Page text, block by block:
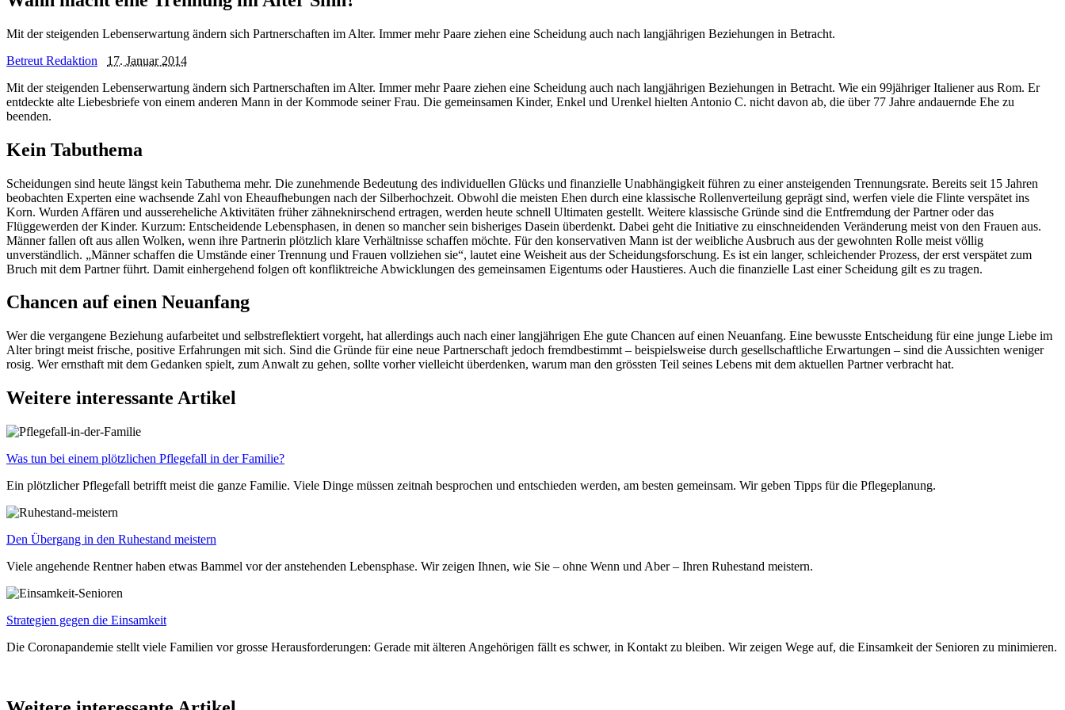
Mit der steigenden Lebenserwartung ändern sich Partnerschaften im Alter. Immer mehr Paare ziehen eine Scheidung auch nach langjährigen Beziehungen in Betracht.
Betreut Redaktion
17. Januar 2014
Mit der steigenden Lebenserwartung ändern sich Partnerschaften im Alter. Immer mehr Paare ziehen eine Scheidung auch nach langjährigen Beziehungen in Betracht. Wie ein 99jähriger Italiener aus Rom. Er
entdeckte alte Liebesbriefe von einem anderen Mann in der Kommode seiner Frau. Die gemeinsamen Kinder, Enkel und Urenkel hielten Antonio C. nicht davon ab, die über 77 Jahre andauernde Ehe zu
beenden.
Kein Tabuthema
Scheidungen sind heute längst kein Tabuthema mehr. Die zunehmende Bedeutung des individuellen Glücks und finanzielle Unabhängigkeit führen zu einer ansteigenden Trennungsrate. Bereits seit 15 Jahren
beobachten Experten eine wachsende Zahl von Eheaufhebungen nach der Silberhochzeit. Obwohl die meisten Ehen durch eine klassische Rollenverteilung geprägt sind, werfen viele die Flinte verspätet ins
Korn. Wurden Affären und aussereheliche Aktivitäten früher zähneknirschend ertragen, werden heute schnell Ultimaten gestellt. Weitere klassische Gründe sind die Entfremdung der Partner oder das
Flüggewerden der Kinder. Kurzum: Entscheidende Lebensphasen, in denen so mancher sein bisheriges Dasein überdenkt. Dabei geht die Initiative zu einschneidenden Veränderung meist von den Frauen aus.
Männer fallen oft aus allen Wolken, wenn ihre Partnerin plötzlich klare Verhältnisse schaffen möchte. Für den konservativen Mann ist der weibliche Ausbruch aus der gewohnten Rolle meist völlig
unverständlich. „Männer schaffen die Umstände einer Trennung und Frauen vollziehen sie“, lautet eine Weisheit aus der Scheidungsforschung. Es ist ein langer, schleichender Prozess, der erst verspätet zum
Bruch mit dem Partner führt. Damit einhergehend folgen oft konfliktreiche Abwicklungen des gemeinsamen Eigentums oder Haustieres. Auch die finanzielle Last einer Scheidung gilt es zu tragen.
Chancen auf einen Neuanfang
Wer die vergangene Beziehung aufarbeitet und selbstreflektiert vorgeht, hat allerdings auch nach einer langjährigen Ehe gute Chancen auf einen Neuanfang. Eine bewusste Entscheidung für eine junge Liebe im
Alter bringt meist frische, positive Erfahrungen mit sich. Sind die Gründe für eine neue Partnerschaft jedoch fremdbestimmt – beispielsweise durch gesellschaftliche Erwartungen – sind die Aussichten weniger
rosig. Wer ernsthaft mit dem Gedanken spielt, zum Anwalt zu gehen, sollte vorher vielleicht überdenken, warum man den grössten Teil seines Lebens mit dem aktuellen Partner verbracht hat.
Weitere interessante Artikel
Was tun bei einem plötzlichen Pflegefall in der Familie?
Ein plötzlicher Pflegefall betrifft meist die ganze Familie. Viele Dinge müssen zeitnah besprochen und entschieden werden, am besten gemeinsam. Wir geben Tipps für die Pflegeplanung.
Den Übergang in den Ruhestand meistern
Viele angehende Rentner haben etwas Bammel vor der anstehenden Lebensphase. Wir zeigen Ihnen, wie Sie – ohne Wenn und Aber – Ihren Ruhestand meistern.
Strategien gegen die Einsamkeit
Die Coronapandemie stellt viele Familien vor grosse Herausforderungen: Gerade mit älteren Angehörigen fällt es schwer, in Kontakt zu bleiben. Wir zeigen Wege auf, die Einsamkeit der Senioren zu minimieren.